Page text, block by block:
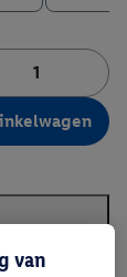
van